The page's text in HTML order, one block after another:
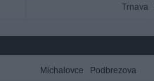
Trnava
Michalovce Podbrezova